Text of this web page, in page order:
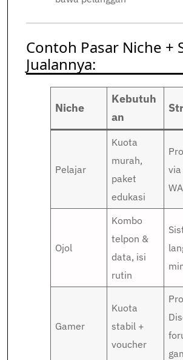
Contoh Pasar Niche +
Jualannya:
Niche
Kebutuh
an
Pelajar
Kuota
murah,
paket
edukasi
via
Ojol
Kombo
telpon &
data, isi
rutin
Gamer
Kuota
stabil +
voucher